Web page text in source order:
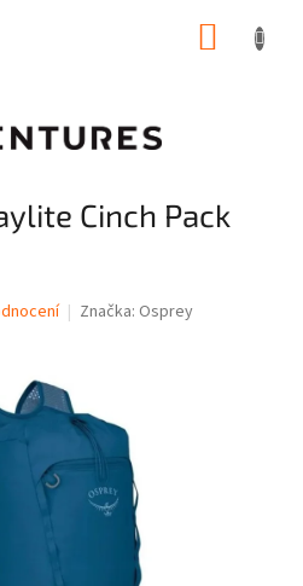
Cinch Pack
Značka: Osprey